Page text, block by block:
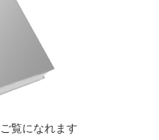
覧になれます